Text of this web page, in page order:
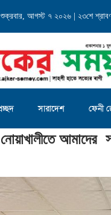
আগস্ট ৭ ২০২৬ | ২৩শে শ্রাবণ,
চৌদ্দগ্রাম
সারাদেশ ফেনী
সময় পত্রিকার ১৯ তম প্রতিষ্ঠাবার্ষিকী
নোয়াখালীতে আমাদের